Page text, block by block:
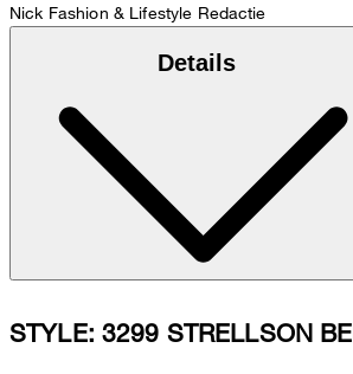
Nick Fashion & Lifestyle Redactie
Details
STYLE: 3299 STRELLSON